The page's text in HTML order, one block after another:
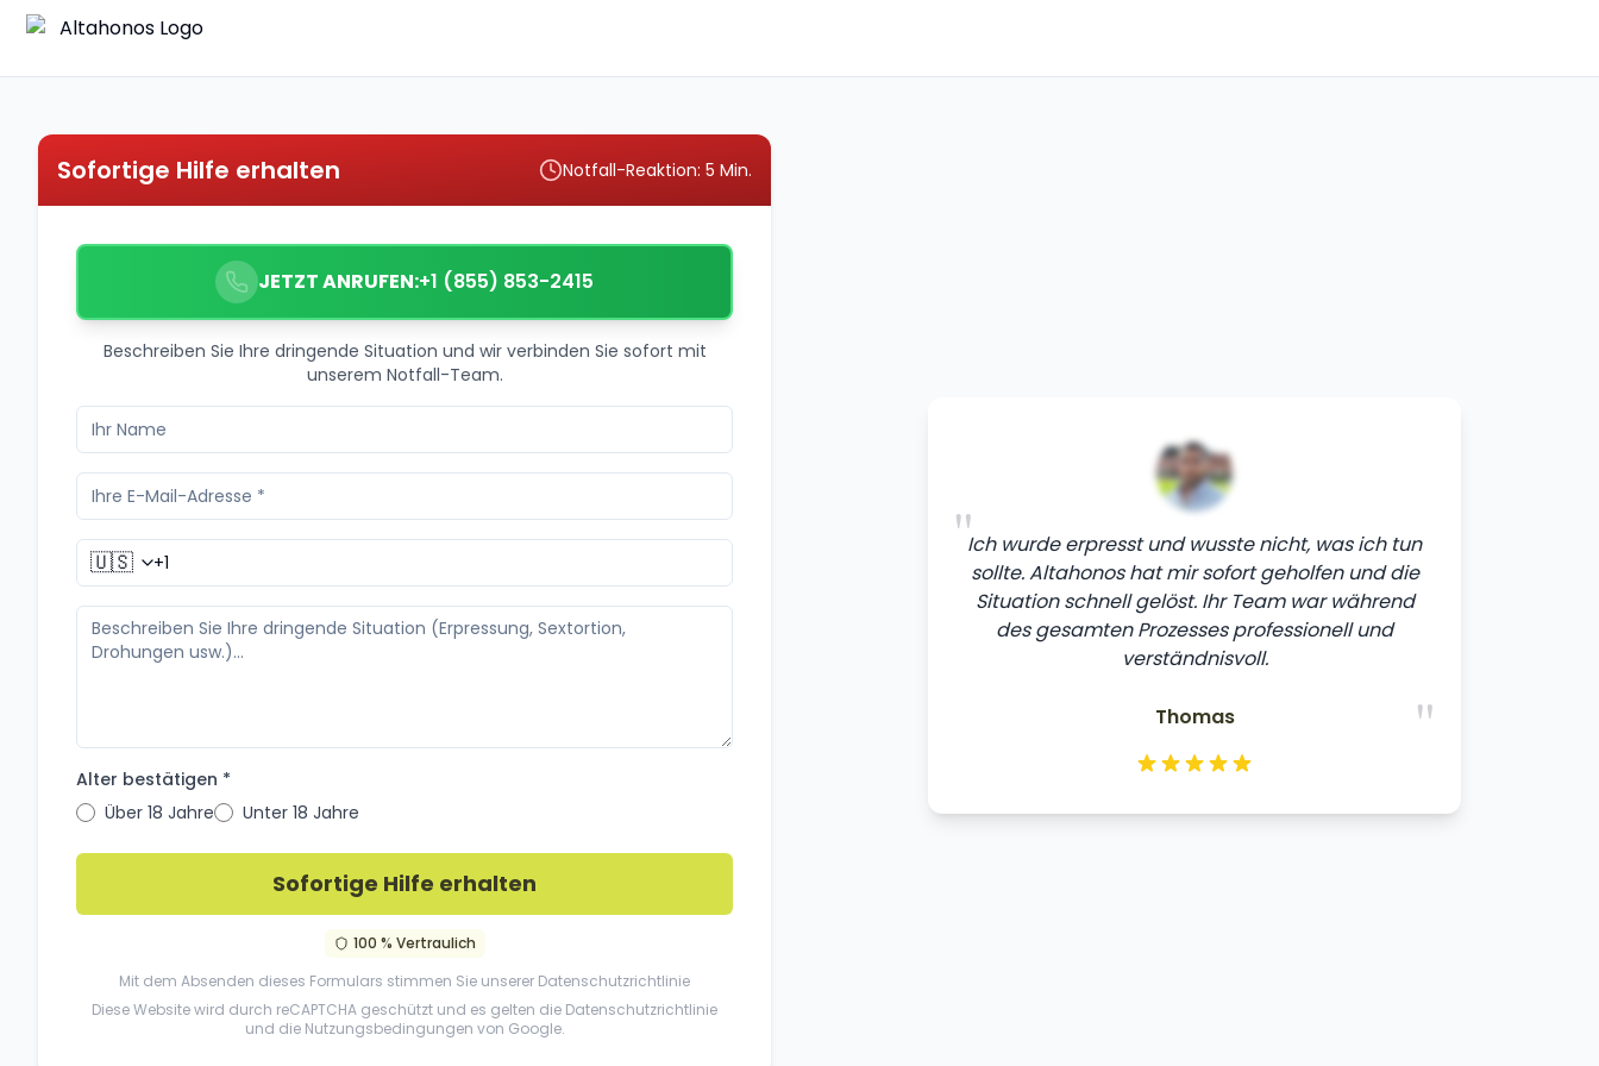
Sofortige Hilfe erhalten Notfall-Reaktion: 5 Min.
JETZT ANRUFEN:+1 (855) 853-2415
Beschreiben Sie Ihre dringende Situation und wir verbinden Sie sofort mit
unserem Notfall-Team.
🇺🇸
Alter bestätigen *
Über 18 Jahre
Unter 18 Jahre
Sofortige Hilfe erhalten
100 % Vertraulich
Mit dem Absenden dieses Formulars stimmen Sie unserer Datenschutzrichtlinie
Diese Website wird durch reCAPTCHA geschützt und es gelten die Datenschutzrichtlinie
und die Nutzungsbedingungen von Google.
"Ich wurde erpresst und wusste nicht, was ich tun
sollte. Altahonos hat mir sofort geholfen und die
Situation schnell gelöst. Ihr Team war während
des gesamten Prozesses professionell und
verständnisvoll.
"
Thomas